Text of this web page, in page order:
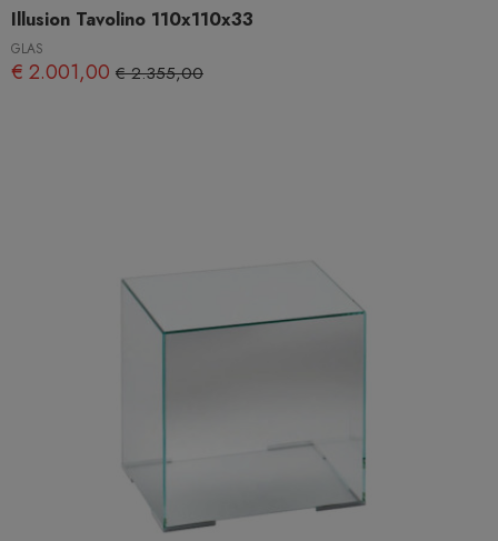
Illusion Tavolino 110x110x33
GLAS
€ 2.001,00 € 2.355,00